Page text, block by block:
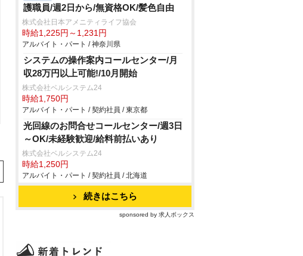
護職員/週2日から/無資格OK/髪色自由
株式会社日本アメニティライフ協会
時給1,225円～1,231円
アルバイト・パート / 神奈川県
システムの操作案内コールセンター/月
収28万円以上可能!/10月開始
株式会社ベルシステム24
時給1,750円
アルバイト・パート / 契約社員 / 東京都
光回線のお問合せコールセンター/週3日
～OK/未経験歓迎/給料前払いあり
株式会社ベルシステム24
時給1,250円
アルバイト・パート / 契約社員 / 北海道
続きはこちら
sponsored by 求人ボックス